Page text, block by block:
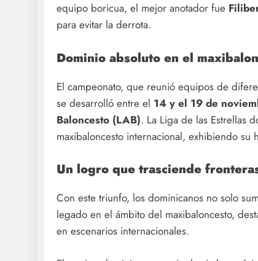
equipo boricua, el mejor anotador fue
para evitar la derrota.
Dominio absoluto en el
El campeonato, que reunió equipos de
se desarrolló entre el 14 y el 19 de
Baloncesto (LAB). La Liga de las Estrellas
maxibaloncesto internacional, exhibiendo
Un logro que trasciende
Con este triunfo, los dominicanos no solo
legado en el ámbito del maxibaloncesto,
en escenarios internacionales.